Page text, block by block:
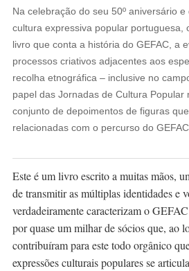
Na celebração do seu 50º aniversário
cultura expressiva popular portuguesa,
livro que conta a história do GEFAC, a
processos criativos adjacentes aos
recolha etnográfica – inclusive no
papel das Jornadas de Cultura Popular
conjunto de depoimentos de figuras
relacionadas com o percurso do
Este é um livro escrito a muitas mãos,
de transmitir as múltiplas identidades e
verdadeiramente caracterizam o
por quase um milhar de sócios que, ao
contribuíram para este todo orgânico
expressões culturais populares se